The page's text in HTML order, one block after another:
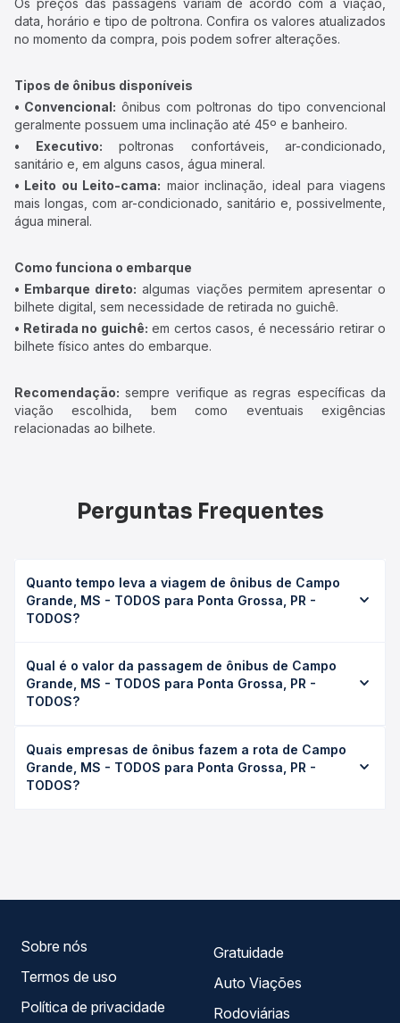
Os preços das passagens variam de acordo com a viação,
data, horário e tipo de poltrona. Confira os valores atualizados
no momento da compra, pois podem sofrer alterações.
Tipos de ônibus disponíveis
• Convencional: ônibus com poltronas do tipo convencional
geralmente possuem uma inclinação até 45º e banheiro.
• Executivo: poltronas confortáveis, ar-condicionado,
sanitário e, em alguns casos, água mineral.
• Leito ou Leito-cama: maior inclinação, ideal para viagens
mais longas, com ar-condicionado, sanitário e, possivelmente,
água mineral.
Como funciona o embarque
• Embarque direto: algumas viações permitem apresentar o
bilhete digital, sem necessidade de retirada no guichê.
• Retirada no guichê: em certos casos, é necessário retirar o
bilhete físico antes do embarque.
Recomendação: sempre verifique as regras específicas da
viação escolhida, bem como eventuais exigências
relacionadas ao bilhete.
Perguntas Frequentes
Quanto tempo leva a viagem de ônibus de Campo
Grande, MS - TODOS para Ponta Grossa, PR -
TODOS?
Ponta Grossa, PR - TODOS leva em média 16h 2min,
podendo variar conforme a viação, o tipo de serviço
(convencional, executivo ou leito) e as condições de
desejada.
Qual é o valor da passagem de ônibus de Campo
Grande, MS - TODOS para Ponta Grossa, PR -
TODOS?
TODOS para Ponta Grossa, PR - TODOS custa em média
R$ 401,58 e varia conforme a data da viagem, a empresa,
o tipo de poltrona e a antecedência da compra. Na Quero
Quais empresas de ônibus fazem a rota de Campo
Grande, MS - TODOS para Ponta Grossa, PR -
TODOS?
Sobre nós
Termos de uso
Política de privacidade
Gratuidade
Auto Viações
Rodoviárias